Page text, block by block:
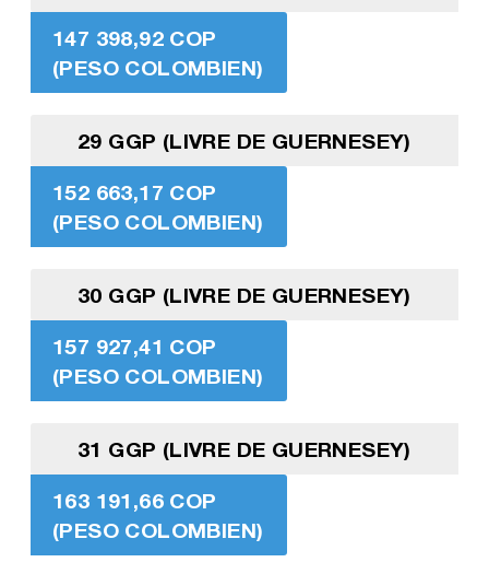
147 398,92 COP
(PESO COLOMBIEN)
29 GGP (LIVRE DE GUERNESEY)
152 663,17 COP
(PESO COLOMBIEN)
30 GGP (LIVRE DE GUERNESEY)
157 927,41 COP
(PESO COLOMBIEN)
31 GGP (LIVRE DE GUERNESEY)
163 191,66 COP
(PESO COLOMBIEN)